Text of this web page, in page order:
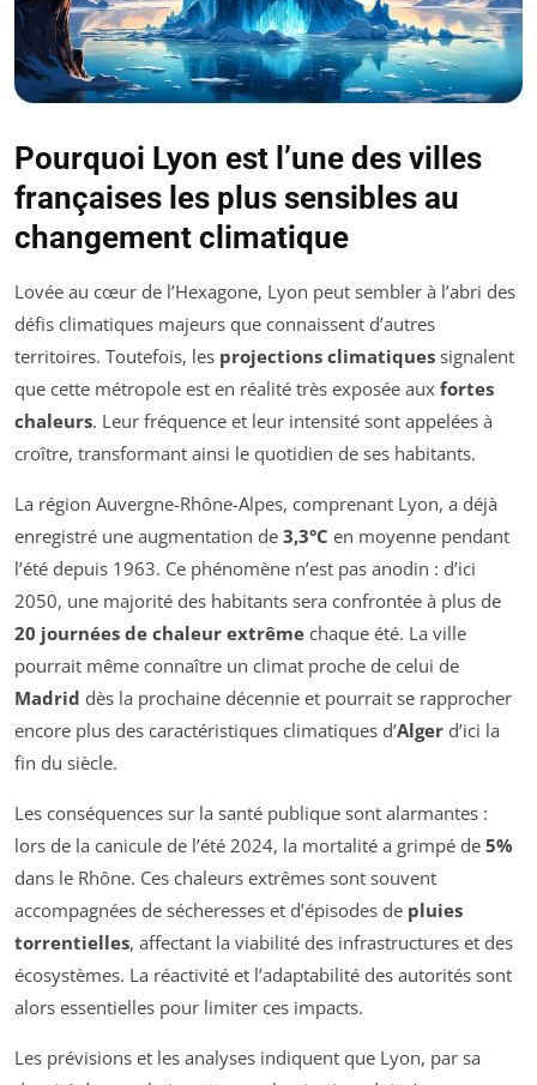
Pourquoi Lyon est l’une des villes
françaises les plus sensibles au
changement climatique
Lovée au cœur de l’Hexagone, Lyon peut sembler à l’abri des
défis climatiques majeurs que connaissent d’autres
territoires. Toutefois, les projections climatiques signalent
que cette métropole est en réalité très exposée aux fortes
chaleurs. Leur fréquence et leur intensité sont appelées à
croître, transformant ainsi le quotidien de ses habitants.
La région Auvergne-Rhône-Alpes, comprenant Lyon, a déjà
enregistré une augmentation de 3,3°C en moyenne pendant
l’été depuis 1963. Ce phénomène n’est pas anodin : d’ici
2050, une majorité des habitants sera confrontée à plus de
20 journées de chaleur extrême chaque été. La ville
pourrait même connaître un climat proche de celui de
Madrid dès la prochaine décennie et pourrait se rapprocher
encore plus des caractéristiques climatiques d’Alger d’ici la
fin du siècle.
Les conséquences sur la santé publique sont alarmantes :
lors de la canicule de l’été 2024, la mortalité a grimpé de 5%
dans le Rhône. Ces chaleurs extrêmes sont souvent
accompagnées de sécheresses et d’épisodes de pluies
torrentielles, affectant la viabilité des infrastructures et des
écosystèmes. La réactivité et l’adaptabilité des autorités sont
alors essentielles pour limiter ces impacts.
Les prévisions et les analyses indiquent que Lyon, par sa